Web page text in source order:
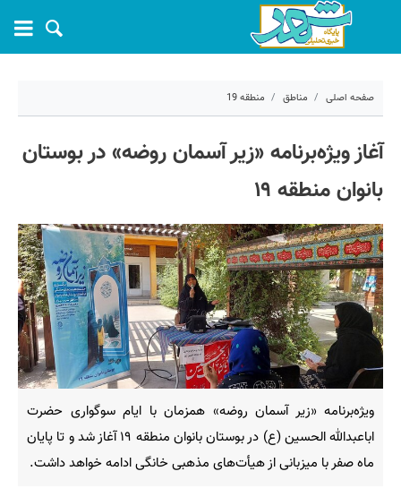
صفحه اصلی مناطق منطقه 19
کد مطلب: 82265
آغاز ویژه‌برنامه «زیر آسمان روضه» در بوستان
بانوان منطقه ۱۹
ویژه‌برنامه «زیر آسمان روضه» همزمان با ایام سوگواری حضرت
اباعبدالله الحسین (ع) در بوستان بانوان منطقه ۱۹ آغاز شد و تا پایان
ماه صفر با میزبانی از هیأت‌های مذهبی خانگی ادامه خواهد داشت.